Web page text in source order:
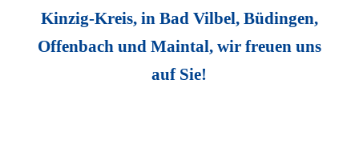
Kinzig-Kreis, in Bad Vilbel, Büdingen,
Offenbach und Maintal, wir freuen uns
auf Sie!